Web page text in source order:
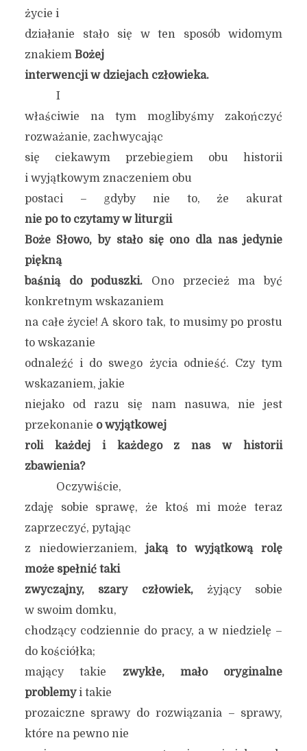
życie i
działanie stało się w ten sposób widomym
znakiem Bożej
interwencji w dziejach człowieka.
I
właściwie na tym moglibyśmy zakończyć
rozważanie, zachwycając
się ciekawym przebiegiem obu historii
i wyjątkowym znaczeniem obu
postaci – gdyby nie to, że akurat
nie po to czytamy w liturgii
Boże Słowo, by stało się ono dla nas jedynie
piękną
baśnią do poduszki. Ono przecież ma być
konkretnym wskazaniem
na całe życie! A skoro tak, to musimy po prostu
to wskazanie
odnaleźć i do swego życia odnieść. Czy tym
wskazaniem, jakie
niejako od razu się nam nasuwa, nie jest
przekonanie o wyjątkowej
roli każdej i każdego z nas w historii
zbawienia?
Oczywiście,
zdaję sobie sprawę, że ktoś mi może teraz
zaprzeczyć, pytając
z niedowierzaniem, jaką to wyjątkową rolę
może spełnić taki
zwyczajny, szary człowiek,żyjący sobie
w swoim domku,
chodzący codziennie do pracy, a w niedzielę –
do kościółka;
mający takie zwykłe, mało oryginalne
problemyi takie
prozaiczne sprawy do rozwiązania – sprawy,
które na pewno nie